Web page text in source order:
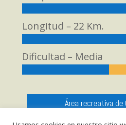
Longitud – 22 Km.
Dificultad – Media
Área recreativa de